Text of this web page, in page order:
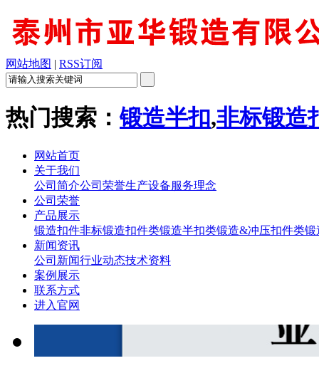
网站地图 | RSS订阅
热门搜索：锻造半扣,非标锻造
网站首页
关于我们
公司简介公司荣誉生产设备服务理念
公司荣誉
产品展示
锻造扣件非标锻造扣件类锻造半扣类锻造&冲压扣件类锻
新闻资讯
公司新闻行业动态技术资料
案例展示
联系方式
进入官网